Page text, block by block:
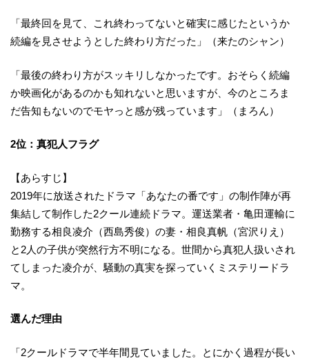
「最終回を見て、これ終わってないと確実に感じたというか
続編を見させようとした終わり方だった」（来たのシャン）
「最後の終わり方がスッキリしなかったです。おそらく続編
か映画化があるのかも知れないと思いますが、今のところま
だ告知もないのでモヤっと感が残っています」（まろん）
2位：真犯人フラグ
【あらすじ】
2019年に放送されたドラマ「あなたの番です」の制作陣が再
集結して制作した2クール連続ドラマ。運送業者・亀田運輸に
勤務する相良凌介（西島秀俊）の妻・相良真帆（宮沢りえ）
と2人の子供が突然行方不明になる。世間から真犯人扱いされ
てしまった凌介が、騒動の真実を探っていくミステリードラ
マ。
選んだ理由
「2クールドラマで半年間見ていました。とにかく過程が長い